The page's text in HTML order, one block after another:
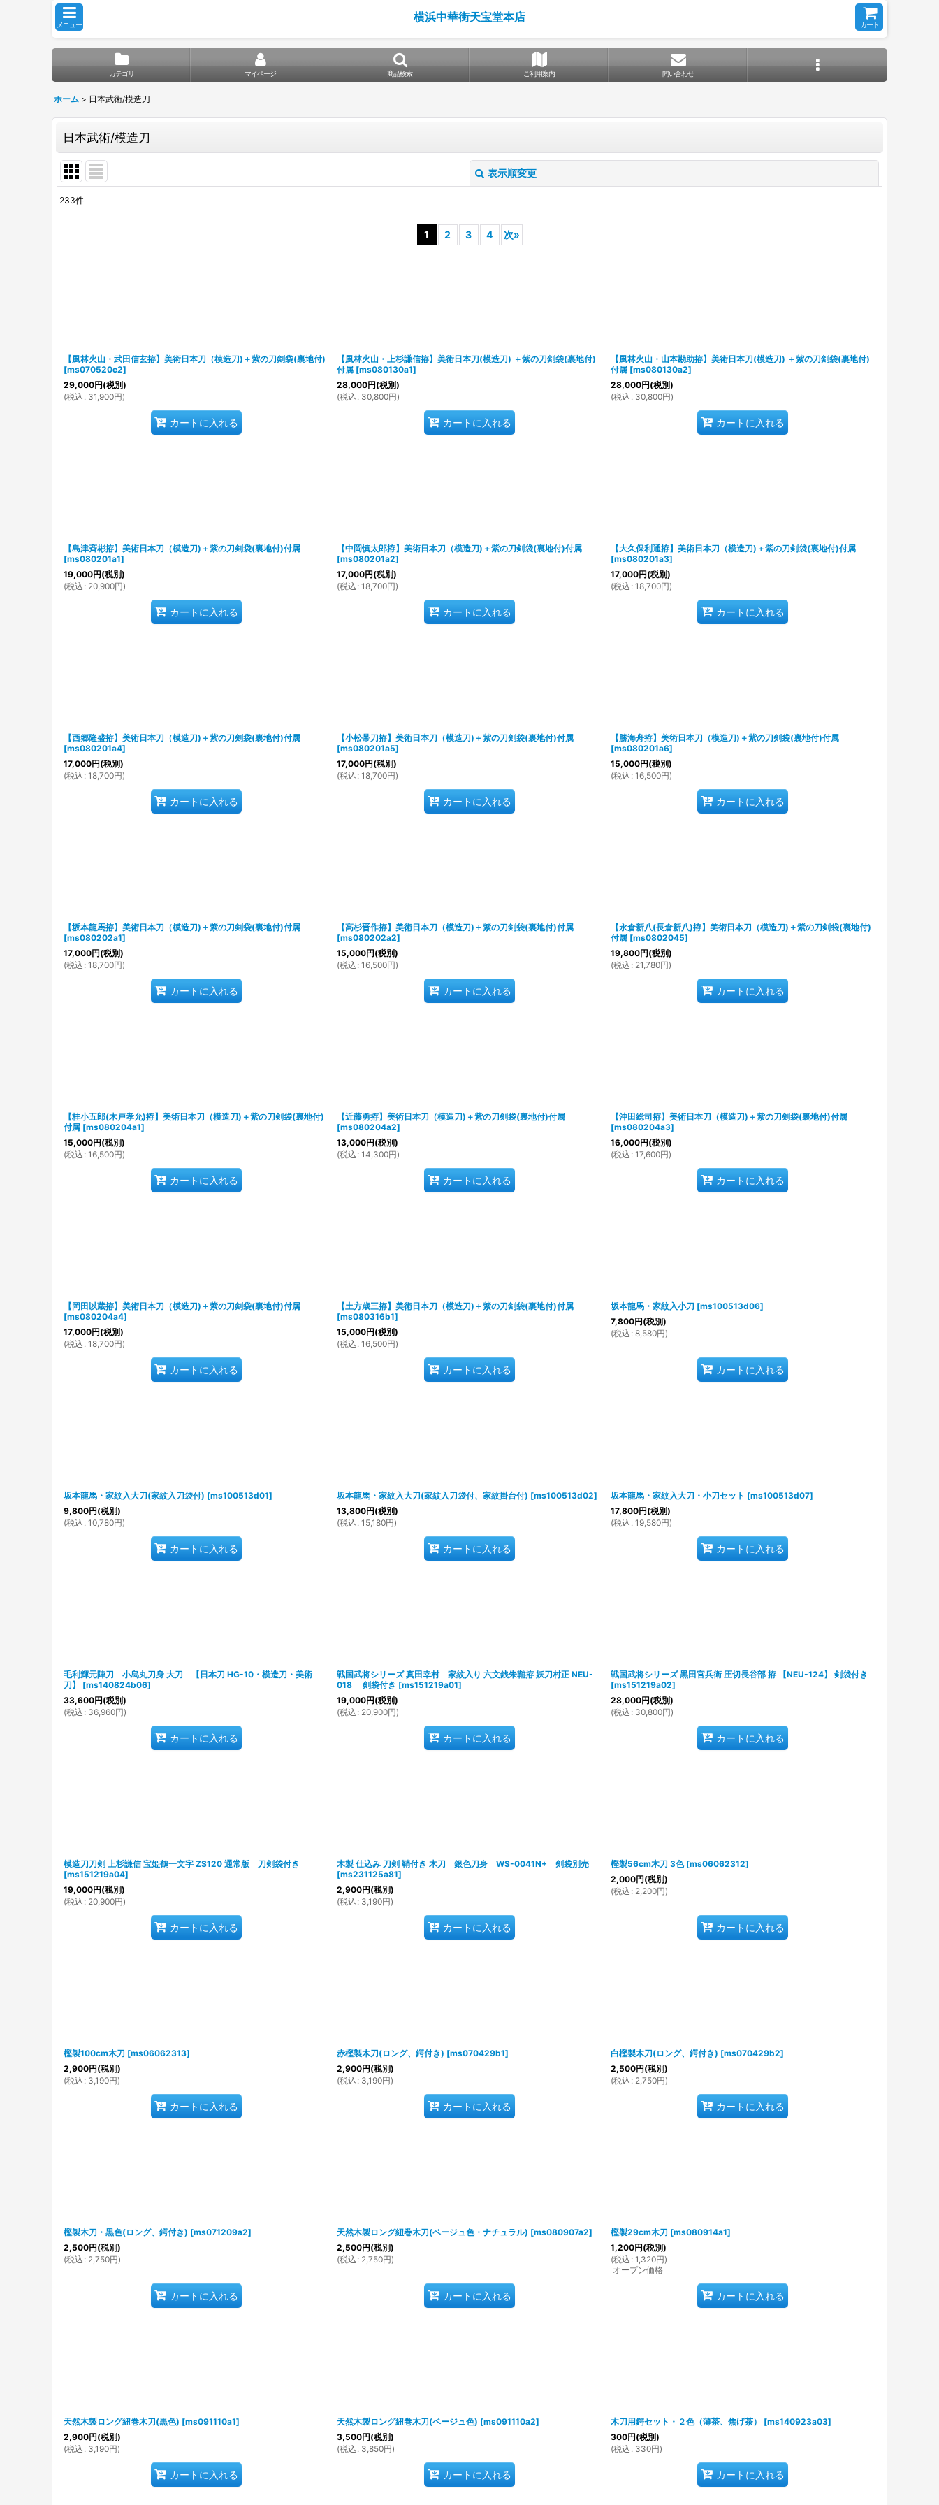
メニュー
横浜中華街天宝堂本店
カート
カテゴリ マイページ 商品検索 ご利用案内 問い合わせ
ホーム > 日本武術/模造刀
日本武術/模造刀
表示順変更
233件
1 2 3 4 次»
【風林火山・武田信玄拵】美術日本刀（模造刀)＋紫の刀剣袋(裏地付)
[ms070520c2]
29,000円(税別)
(税込 : 31,900円)
カートに入れる
【風林火山・上杉謙信拵】美術日本刀(模造刀) ＋紫の刀剣袋(裏地付)
付属 [ms080130a1]
28,000円(税別)
(税込 : 30,800円)
カートに入れる
【風林火山・山本勘助拵】美術日本刀(模造刀) ＋紫の刀剣袋(裏地付)
付属 [ms080130a2]
28,000円(税別)
(税込 : 30,800円)
カートに入れる
【島津斉彬拵】美術日本刀（模造刀)＋紫の刀剣袋(裏地付)付属
[ms080201a1]
19,000円(税別)
(税込 : 20,900円)
カートに入れる
【中岡慎太郎拵】美術日本刀（模造刀)＋紫の刀剣袋(裏地付)付属
[ms080201a2]
17,000円(税別)
(税込 : 18,700円)
カートに入れる
【大久保利通拵】美術日本刀（模造刀)＋紫の刀剣袋(裏地付)付属
[ms080201a3]
17,000円(税別)
(税込 : 18,700円)
カートに入れる
【西郷隆盛拵】美術日本刀（模造刀)＋紫の刀剣袋(裏地付)付属
[ms080201a4]
17,000円(税別)
(税込 : 18,700円)
カートに入れる
【小松帯刀拵】美術日本刀（模造刀)＋紫の刀剣袋(裏地付)付属
[ms080201a5]
17,000円(税別)
(税込 : 18,700円)
カートに入れる
【勝海舟拵】美術日本刀（模造刀)＋紫の刀剣袋(裏地付)付属
[ms080201a6]
15,000円(税別)
(税込 : 16,500円)
カートに入れる
【坂本龍馬拵】美術日本刀（模造刀)＋紫の刀剣袋(裏地付)付属
[ms080202a1]
17,000円(税別)
(税込 : 18,700円)
カートに入れる
【高杉晋作拵】美術日本刀（模造刀)＋紫の刀剣袋(裏地付)付属
[ms080202a2]
15,000円(税別)
(税込 : 16,500円)
カートに入れる
【永倉新八(長倉新八)拵】美術日本刀（模造刀)＋紫の刀剣袋(裏地付)
付属 [ms0802045]
19,800円(税別)
(税込 : 21,780円)
カートに入れる
【桂小五郎(木戸孝允)拵】美術日本刀（模造刀)＋紫の刀剣袋(裏地付)
付属 [ms080204a1]
15,000円(税別)
(税込 : 16,500円)
カートに入れる
【近藤勇拵】美術日本刀（模造刀)＋紫の刀剣袋(裏地付)付属
[ms080204a2]
13,000円(税別)
(税込 : 14,300円)
カートに入れる
【沖田総司拵】美術日本刀（模造刀)＋紫の刀剣袋(裏地付)付属
[ms080204a3]
16,000円(税別)
(税込 : 17,600円)
カートに入れる
【岡田以蔵拵】美術日本刀（模造刀)＋紫の刀剣袋(裏地付)付属
[ms080204a4]
17,000円(税別)
(税込 : 18,700円)
カートに入れる
【土方歳三拵】美術日本刀（模造刀)＋紫の刀剣袋(裏地付)付属
[ms080316b1]
15,000円(税別)
(税込 : 16,500円)
カートに入れる
坂本龍馬・家紋入小刀 [ms100513d06]
7,800円(税別)
(税込 : 8,580円)
カートに入れる
坂本龍馬・家紋入大刀(家紋入刀袋付) [ms100513d01]
9,800円(税別)
(税込 : 10,780円)
カートに入れる
坂本龍馬・家紋入大刀(家紋入刀袋付、家紋掛台付) [ms100513d02]
13,800円(税別)
(税込 : 15,180円)
カートに入れる
坂本龍馬・家紋入大刀・小刀セット [ms100513d07]
17,800円(税別)
(税込 : 19,580円)
カートに入れる
毛利輝元陣刀 小烏丸刀身 大刀 【日本刀 HG-10・模造刀・美術
刀】
[ms140824b06]
33,600円(税別)
(税込 : 36,960円)
カートに入れる
戦国武将シリーズ 真田幸村 家紋入り 六文銭朱鞘拵 妖刀村正 NEU-
018 剣袋付き [ms151219a01]
19,000円(税別)
(税込 : 20,900円)
カートに入れる
戦国武将シリーズ 黒田官兵衛 圧切長谷部 拵 【NEU-124】 剣袋付き
[ms151219a02]
28,000円(税別)
(税込 : 30,800円)
カートに入れる
模造刀刀剣 上杉謙信 宝姫鶴一文字 ZS120 通常版 刀剣袋付き
[ms151219a04]
19,000円(税別)
(税込 : 20,900円)
カートに入れる
木製 仕込み 刀剣 鞘付き 木刀 銀色刀身 WS-0041N+ 剣袋別売
[ms231125a81]
2,900円(税別)
(税込 : 3,190円)
カートに入れる
樫製56cm木刀 3色 [ms06062312]
2,000円(税別)
(税込 : 2,200円)
カートに入れる
樫製100cm木刀 [ms06062313]
2,900円(税別)
(税込 : 3,190円)
カートに入れる
赤樫製木刀(ロング、鍔付き) [ms070429b1]
2,900円(税別)
(税込 : 3,190円)
カートに入れる
白樫製木刀(ロング、鍔付き) [ms070429b2]
2,500円(税別)
(税込 : 2,750円)
カートに入れる
樫製木刀・黒色(ロング、鍔付き) [ms071209a2]
2,500円(税別)
(税込 : 2,750円)
カートに入れる
天然木製ロング紐巻木刀(ベージュ色・ナチュラル) [ms080907a2]
2,500円(税別)
(税込 : 2,750円)
カートに入れる
樫製29cm木刀 [ms080914a1]
1,200円(税別)
(税込 : 1,320円)
オープン価格
カートに入れる
天然木製ロング紐巻木刀(黒色) [ms091110a1]
2,900円(税別)
(税込 : 3,190円)
カートに入れる
天然木製ロング紐巻木刀(ベージュ色) [ms091110a2]
3,500円(税別)
(税込 : 3,850円)
カートに入れる
木刀用鍔セット・２色（薄茶、焦げ茶） [ms140923a03]
300円(税別)
(税込 : 330円)
カートに入れる